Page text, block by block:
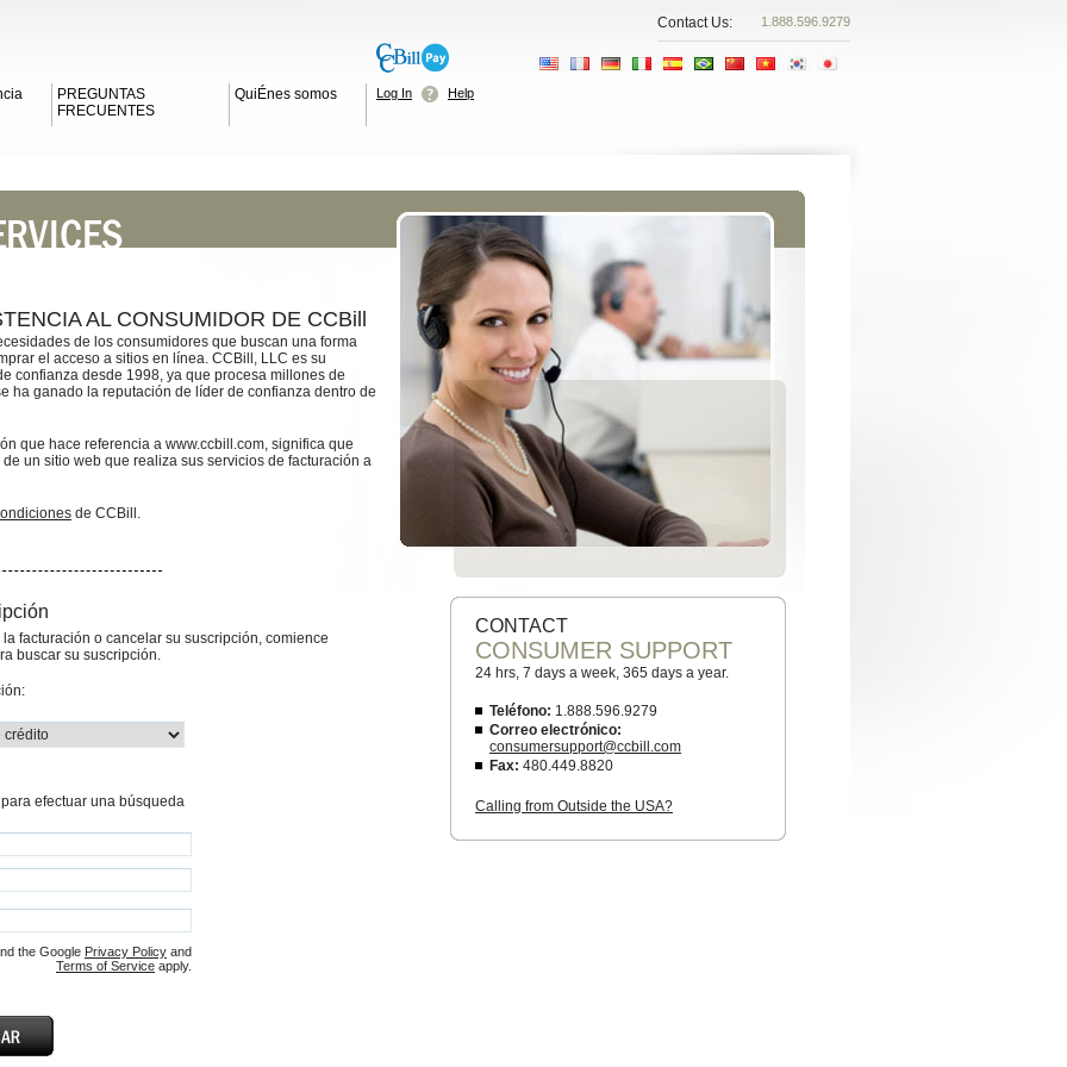
Contact Us: 1.888.596.9279
PREGUNTAS
FRECUENTES
QuiÉnes somos Log In Help
CONTACT
CONSUMER SUPPORT
24 hrs, 7 days a week, 365 days a year.
Teléfono: 1.888.596.9279
Correo electrónico:
consumersupport@ccbill.com
Fax: 480.449.8820
Calling from Outside the USA?
AL CONSUMIDOR DE CCBill
de los consumidores que buscan una forma
el acceso a sitios en línea. CCBill, LLC es su
confianza desde 1998, ya que procesa millones de
ha ganado la reputación de líder de confianza dentro de
que hace referencia a www.ccbill.com, significa que
un sitio web que realiza sus servicios de facturación a
de CCBill.
facturación o cancelar su suscripción, comience
buscar su suscripción.
efectuar una búsqueda
the Google Privacy Policy and
Terms of Service apply.